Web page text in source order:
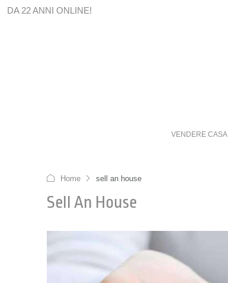
DA 22 ANNI ONLINE!
VENDERE CASA
Home sell an house
Sell An House